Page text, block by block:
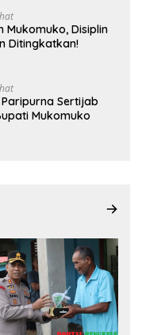
Mukomuko, Disiplin
Ditingkatkan!
Sertijab
Mukomuko